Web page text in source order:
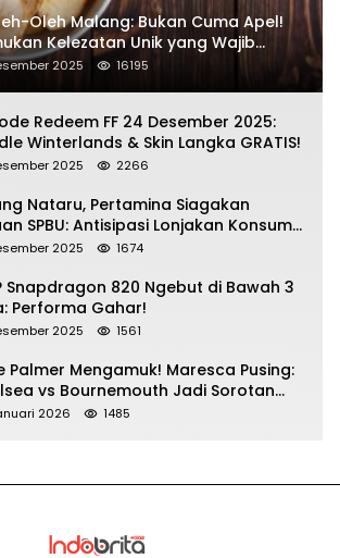
Oleh Malang: Bukan Cuma Apel!
Kelezatan Unik yang Wajib
2025 16195
Redeem FF 24 Desember 2025:
Winterlands & Skin Langka GRATIS!
2025 2266
Nataru, Pertamina Siagakan
SPBU: Antisipasi Lonjakan Konsumsi
dan LPG!
2025 1674
Snapdragon 820 Ngebut di Bawah 3
Performa Gahar!
2025 1561
Palmer Mengamuk! Maresca Pusing:
vs Bournemouth Jadi Sorotan
2026 1485